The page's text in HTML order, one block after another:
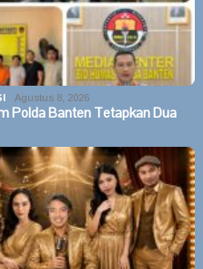
Agustus 8, 2026
Polda Banten Tetapkan Dua